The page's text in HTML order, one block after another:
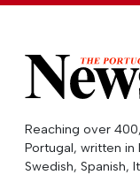
Reaching over
Portugal, written in
Swedish, Spanish,